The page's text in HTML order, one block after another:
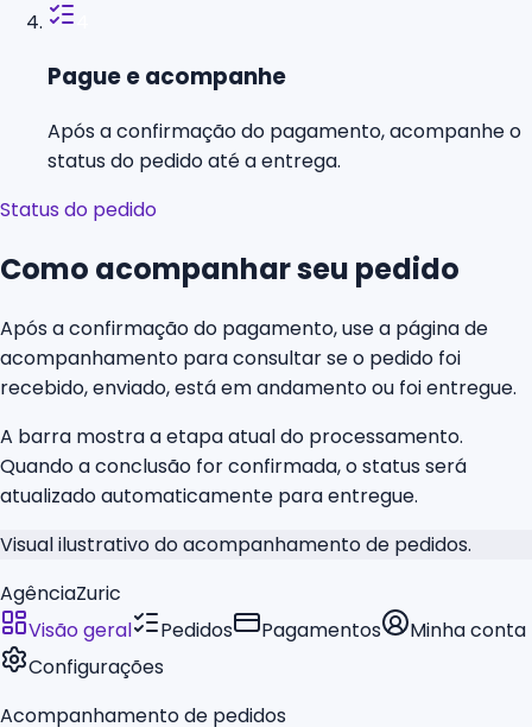
Pague e acompanhe
Após a confirmação do pagamento, acompanhe o
status do pedido até a entrega.
Status do pedido
Como acompanhar seu pedido
Após a confirmação do pagamento, use a página de
acompanhamento para consultar se o pedido foi
recebido, enviado, está em andamento ou foi entregue.
A barra mostra a etapa atual do processamento.
Quando a conclusão for confirmada, o status será
atualizado automaticamente para entregue.
Visual ilustrativo do acompanhamento de pedidos.
AgênciaZuric
Visão geral
Pedidos Pagamentos
Minha conta
Configurações
Acompanhamento de pedidos